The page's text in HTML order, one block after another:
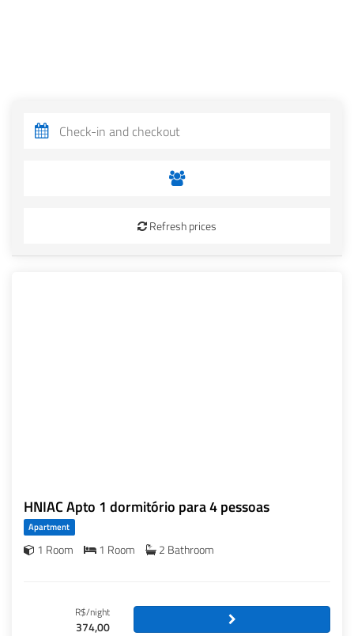
Refresh prices
HNIAC Apto 1 dormitório para 4 pessoas
Apartment
1 Room 1 Room 2 Bathroom
R$/night
374,00